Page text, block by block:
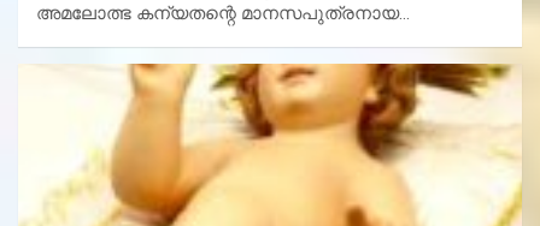
അമലോത്ഭ കന്യതന്റെ മാനസപുത്രനായ…